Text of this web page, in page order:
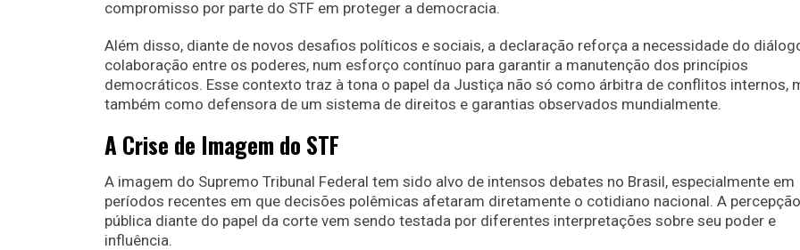
compromisso por parte do STF em proteger a democracia.
Além disso, diante de novos desafios políticos e sociais, a declaração reforça a necessidade do
colaboração entre os poderes, num esforço contínuo para garantir a manutenção dos princípios
democráticos. Esse contexto traz à tona o papel da Justiça não só como árbitra de conflitos internos,
também como defensora de um sistema de direitos e garantias observados mundialmente.
A Crise de Imagem do STF
A imagem do Supremo Tribunal Federal tem sido alvo de intensos debates no Brasil, especialmente em
períodos recentes em que decisões polêmicas afetaram diretamente o cotidiano nacional. A percepção
pública diante do papel da corte vem sendo testada por diferentes interpretações sobre seu poder e
influência.